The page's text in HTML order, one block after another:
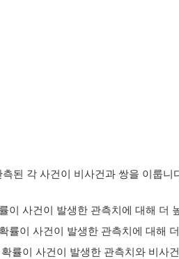
된 각 사건이 비사건과 쌍을 이룹니
이 사건이 발생한 관측치에 대해 더
률이 사건이 발생한 관측치에 대해
률이 사건이 발생한 관측치와 비사